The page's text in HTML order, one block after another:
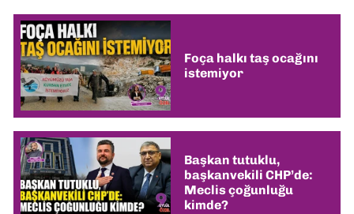
Foça halkı taş ocağını
istemiyor
Başkan tutuklu,
başkanvekili CHP’de:
Meclis çoğunluğu
kimde?